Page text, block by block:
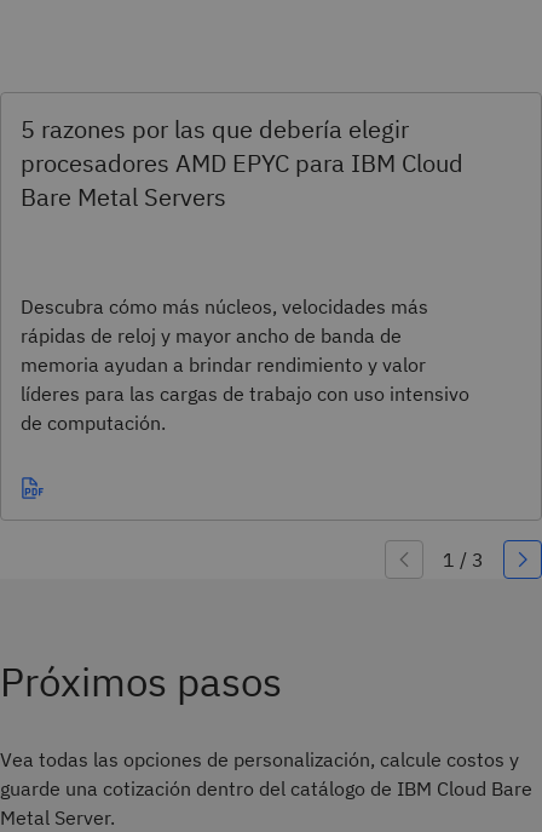
5 razones por las que debería elegir
procesadores AMD EPYC para IBM Cloud
Bare Metal Servers
Descubra cómo más núcleos, velocidades más
rápidas de reloj y mayor ancho de banda de
memoria ayudan a brindar rendimiento y valor
líderes para las cargas de trabajo con uso intensivo
de computación.
Próximos pasos
Vea todas las opciones de personalización, calcule costos y
guarde una cotización dentro del catálogo de IBM Cloud Bare
Metal Server.